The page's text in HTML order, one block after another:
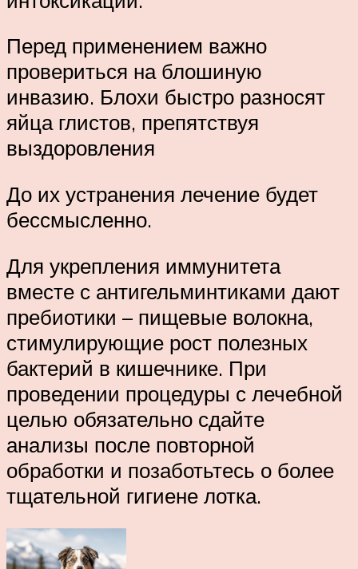
Перед применением важно
провериться на блошиную
инвазию. Блохи быстро разносят
яйца глистов, препятствуя
выздоровления
До их устранения лечение будет
бессмысленно.
Для укрепления иммунитета
вместе с антигельминтиками дают
пребиотики – пищевые волокна,
стимулирующие рост полезных
бактерий в кишечнике. При
проведении процедуры с лечебной
целью обязательно сдайте
анализы после повторной
обработки и позаботьтесь о более
тщательной гигиене лотка.